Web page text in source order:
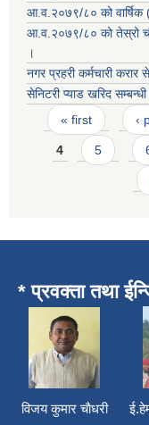
आ.व.२०७९/८० को वार्षिक
आ.व.२०७९/८० को तेस्रो
।
नगर प्रहरी कर्मचारी करार
सेनिटरी प्याड खरिद
Pages
« first ‹
4 5
* प्रवक्ता तथा
विजय कुमार चाैधरी